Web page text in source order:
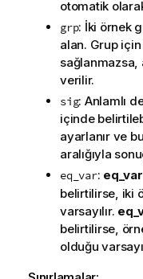
otomatik
grp: İki örnek
alan. Grup
sağlanmazsa,
verilir.
sig: Anlamlı
içinde
ayarlanır ve
aralığıyla
eq_var: eq_var
belirtilirse, iki
varsayılır.
belirtilirse,
olduğu